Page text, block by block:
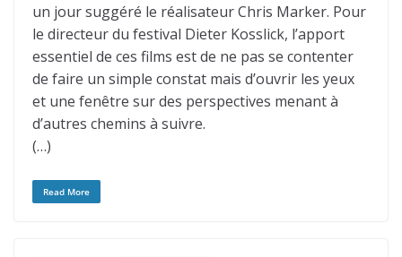
un jour suggéré le réalisateur Chris Marker. Pour
le directeur du festival Dieter Kosslick, l’apport
essentiel de ces films est de ne pas se contenter
de faire un simple constat mais d’ouvrir les yeux
et une fenêtre sur des perspectives menant à
d’autres chemins à suivre.
(…)
Read More